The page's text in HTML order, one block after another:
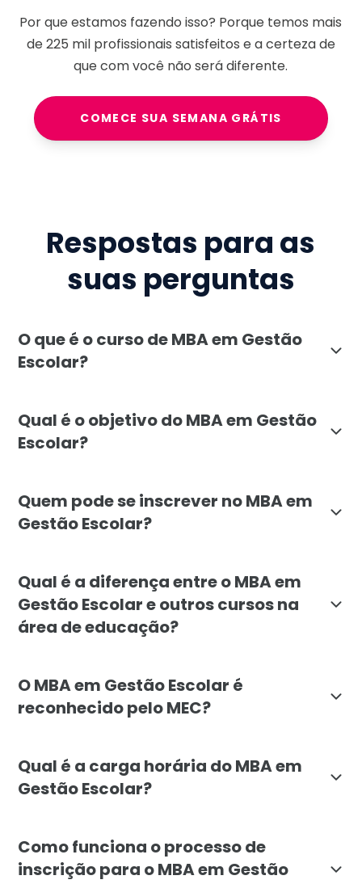
Por que estamos fazendo isso? Porque temos mais
de225 milprofissionais satisfeitos e a certeza de
que com você não será diferente.
COMECE SUA SEMANA GRÁTIS
Respostas para as
suas perguntas
O que é o curso de MBA em Gestão
Escolar?
Qual é o objetivo do MBA em Gestão
Escolar?
Quem pode se inscrever no MBA em
Gestão Escolar?
Qual é a diferença entre o MBA em
Gestão Escolar e outros cursos na
área de educação?
O MBA em Gestão Escolar é
reconhecido pelo MEC?
Qual é a carga horária do MBA em
Gestão Escolar?
Como funciona o processo de
inscrição para o MBA em Gestão